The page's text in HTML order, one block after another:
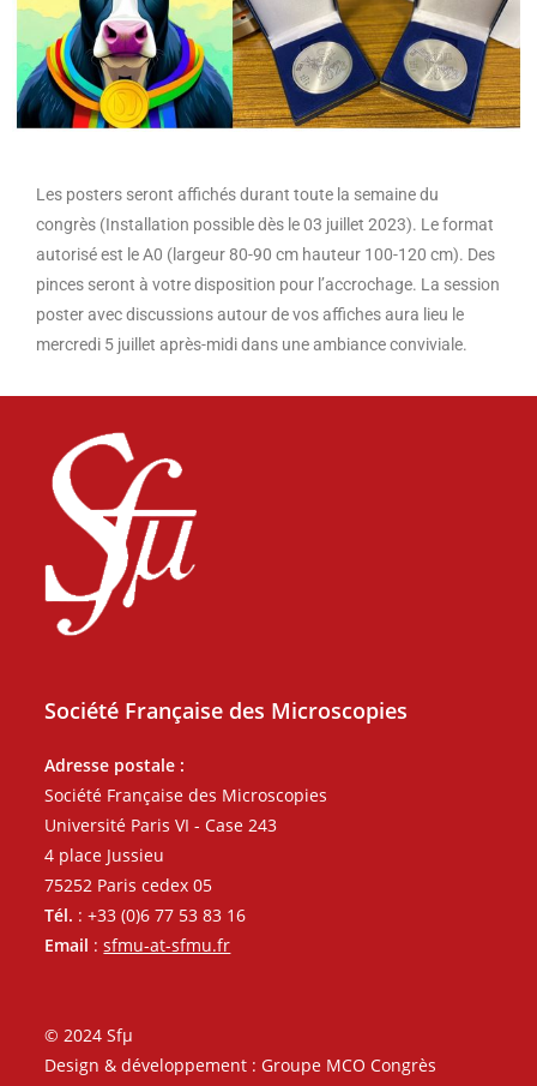
Les posters seront affichés durant toute la semaine du
congrès (Installation possible dès le 03 juillet 2023). Le format
autorisé est le A0 (largeur 80-90 cm hauteur 100-120 cm). Des
pinces seront à votre disposition pour l’accrochage. La session
poster avec discussions autour de vos affiches aura lieu le
mercredi 5 juillet après-midi dans une ambiance conviviale.
Société Française des Microscopies
Adresse postale :
Société Française des Microscopies
Université Paris VI - Case 243
4 place Jussieu
75252 Paris cedex 05
Tél. : +33 (0)6 77 53 83 16
Email :sfmu-at-sfmu.fr
© 2024 Sfµ
Design & développement : Groupe MCO Congrès